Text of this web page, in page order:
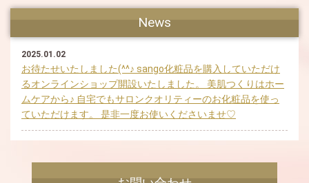
News
2025.01.02
お待たせいたしました(^^♪ sango化粧品を購入していただけ
るオンラインショップ開設いたしました。 美肌つくりはホー
ムケアから♪ 自宅でもサロンクオリティーのお化粧品を使っ
ていただけます。 是非一度お使いくださいませ♡
蒸し禁忌事項】＊＊＊以下に該当される方はご利用いただけ